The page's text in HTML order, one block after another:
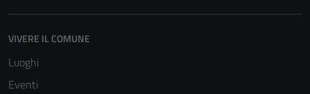
VIVERE IL COMUNE
Luoghi
Eventi